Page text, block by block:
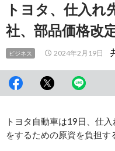
トヨタ、仕入れ
社、部品価格改
ビジネス 2024年2月19日
トヨタ自動車は19日、仕
をするための原資を負担